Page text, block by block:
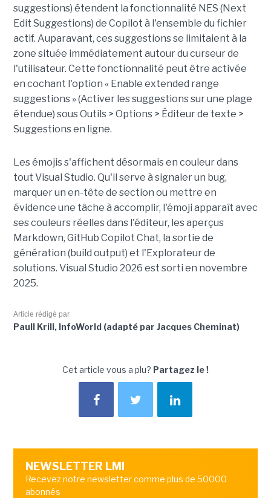
suggestions) étendent la fonctionnalité NES (Next
Edit Suggestions) de Copilot à l'ensemble du fichier
actif. Auparavant, ces suggestions se limitaient à la
zone située immédiatement autour du curseur de
l'utilisateur. Cette fonctionnalité peut être activée
en cochant l'option « Enable extended range
suggestions » (Activer les suggestions sur une plage
étendue) sous Outils > Options > Éditeur de texte >
Suggestions en ligne.
Les émojis s'affichent désormais en couleur dans
tout Visual Studio. Qu'il serve à signaler un bug,
marquer un en-tête de section ou mettre en
évidence une tâche à accomplir, l'émoji apparaît avec
ses couleurs réelles dans l'éditeur, les aperçus
Markdown, GitHub Copilot Chat, la sortie de
génération (build output) et l'Explorateur de
solutions. Visual Studio 2026 est sorti en novembre
2025.
Article rédigé par
Paull Krill, InfoWorld (adapté par Jacques Cheminat)
Cet article vous a plu? Partagez le !
NEWSLETTER LMI
Recevez notre newsletter comme plus de 50000
abonnés